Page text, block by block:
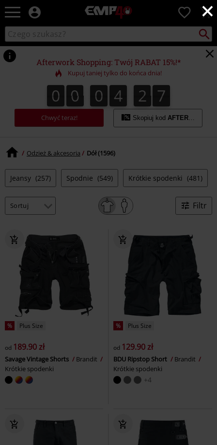
×
EMP
Merch
Fanów:
Muzyki,
Filmów,
Seriali
Gier
-
Moda
Alternatywna.
0
Wyszukaj
katalog
Szukaj
Afterwork Shopping: Twój RABAT 15%!*
Kupuj taniej tylko do końca dnia!
0
0 0
0 0
0 4
4 2
2
2
2 5
6
5
7
6
Chwyć teraz! Skopiuj kod AFTERWORK
Odzież & akcesoria Dół (1596)
Jeansy (257) Spodnie (549) Krótkie spodenki (481)
Filtr
% Plus Size
od 189.90 zł
Savage Vintage Shorts
Brandit
Krótkie spodenki
% Plus Size
od 129.90 zł
BDU Ripstop Short
Brandit
Krótkie spodenki
+4